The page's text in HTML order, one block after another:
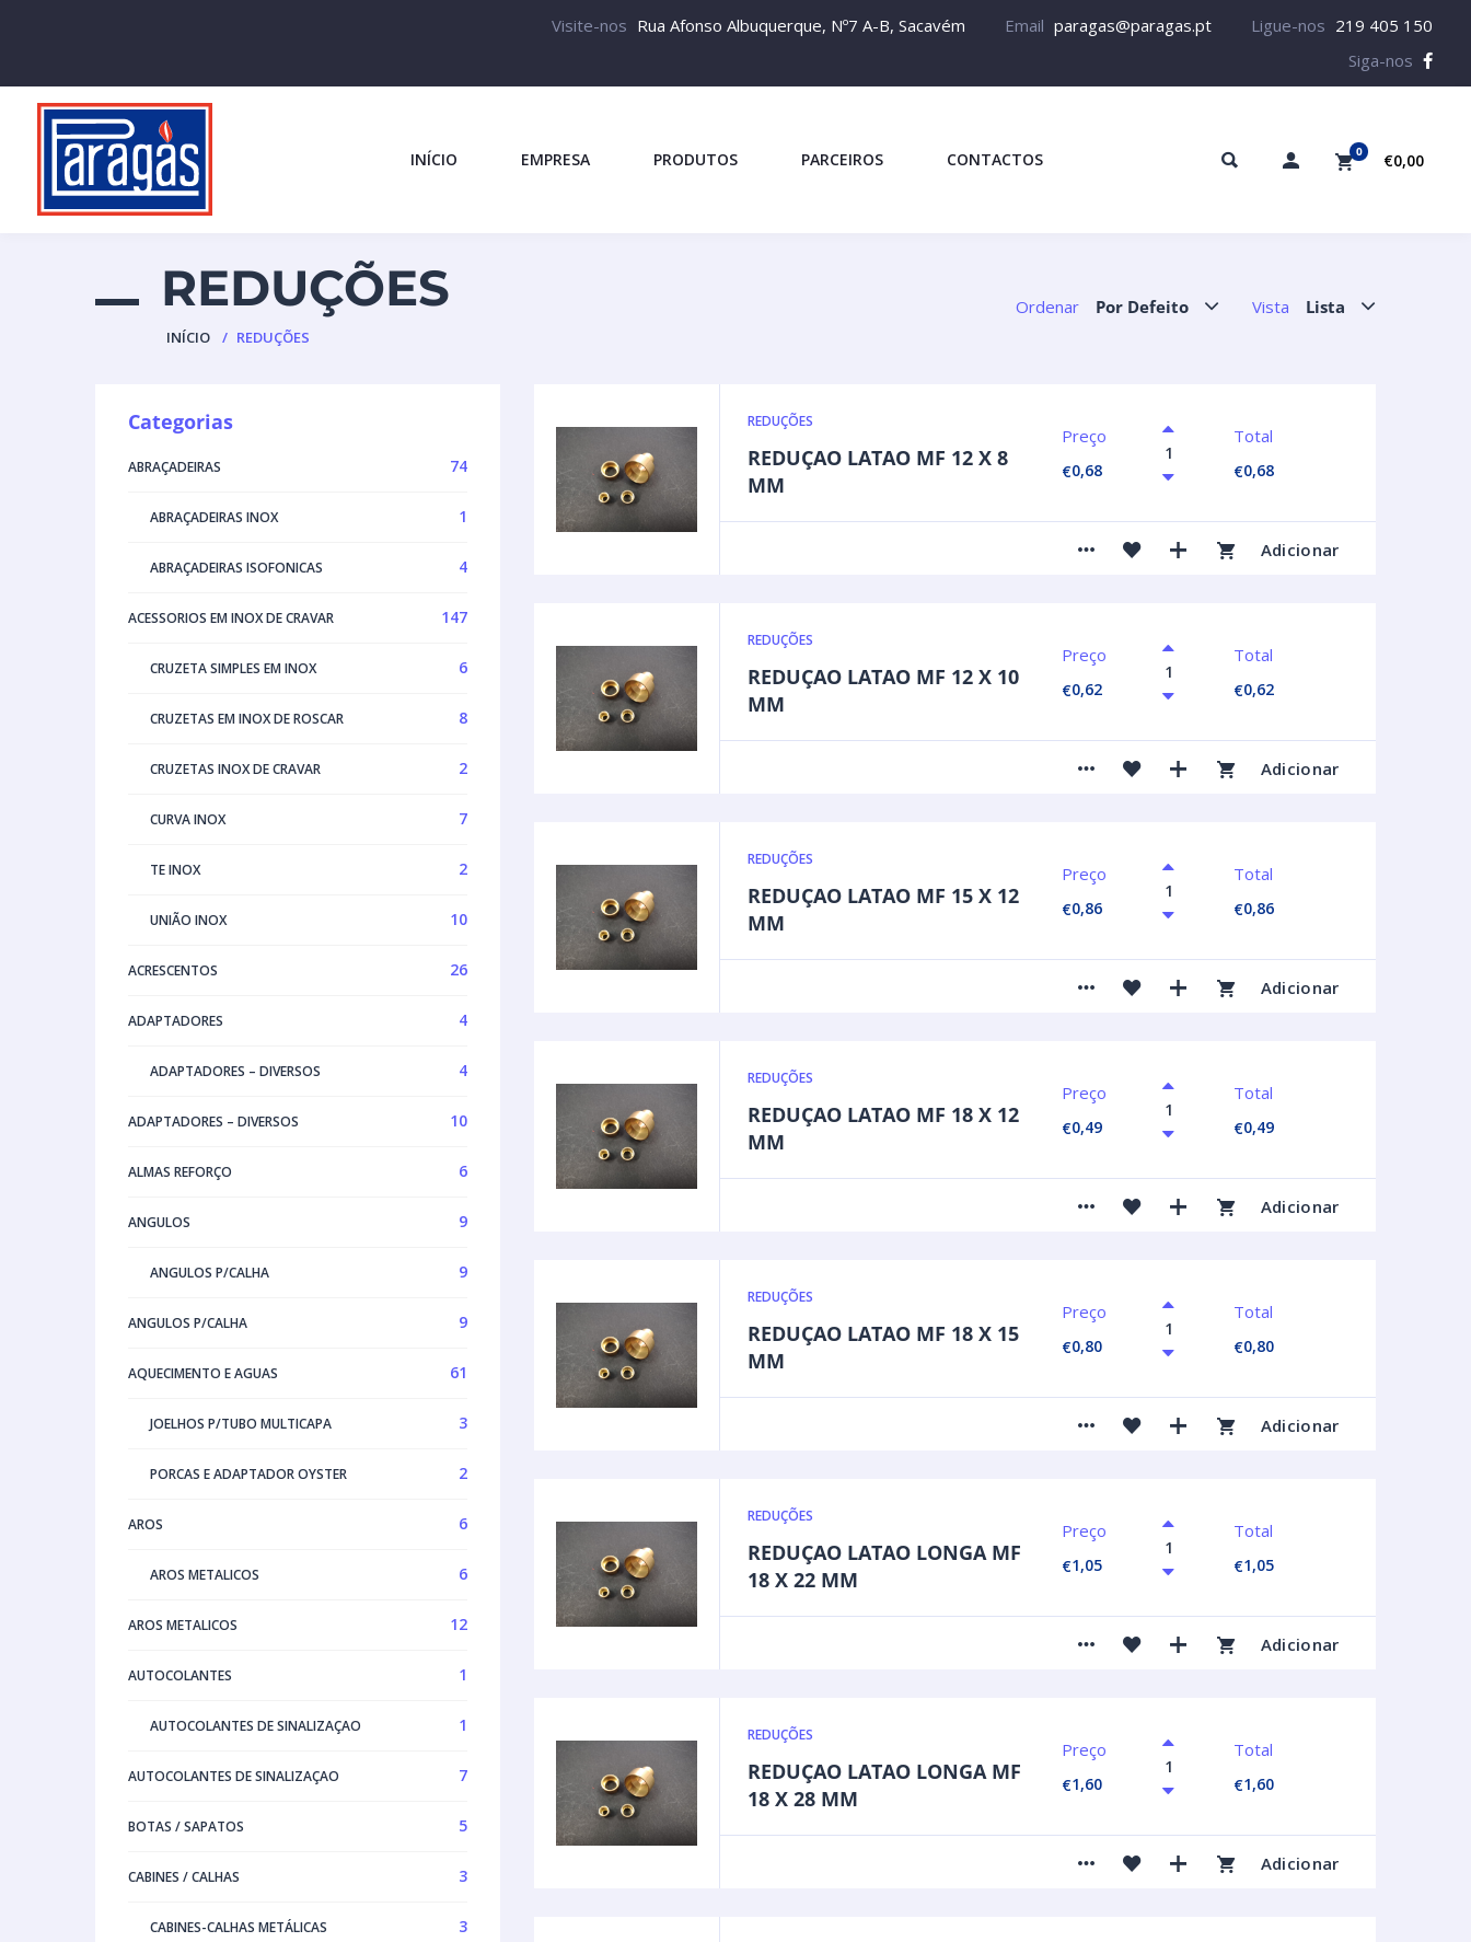
Visite-nos Rua Afonso Albuquerque, Nº7 A-B, Sacavém Email paragas@paragas.pt Ligue-nos 219 405 150
Siga-nos
INÍCIO EMPRESA PRODUTOS PARCEIROS CONTACTOS 0 €0,00
REDUÇÕES
INÍCIO REDUÇÕES
Vista Lista
Ordenar Por Defeito
Categorias
ABRAÇADEIRAS 74
ABRAÇADEIRAS INOX 1
ABRAÇADEIRAS ISOFONICAS 4
ACESSORIOS EM INOX DE CRAVAR 147
CRUZETA SIMPLES EM INOX 6
CRUZETAS EM INOX DE ROSCAR 8
CRUZETAS INOX DE CRAVAR 2
CURVA INOX 7
TE INOX 2
UNIÃO INOX 10
ACRESCENTOS 26
ADAPTADORES 4
ADAPTADORES – DIVERSOS 4
ADAPTADORES – DIVERSOS 10
ALMAS REFORÇO 6
ANGULOS 9
ANGULOS P/CALHA 9
ANGULOS P/CALHA 9
AQUECIMENTO E AGUAS 61
JOELHOS P/TUBO MULTICAPA 3
PORCAS E ADAPTADOR OYSTER 2
AROS 6
AROS METALICOS 6
AROS METALICOS 12
AUTOCOLANTES 1
AUTOCOLANTES DE SINALIZAÇAO 1
AUTOCOLANTES DE SINALIZAÇAO 7
BOTAS / SAPATOS 5
CABINES / CALHAS 3
CABINES-CALHAS METÁLICAS 3
REDUÇÕES
REDUÇAO LATAO MF 12 X 8
MM
Preço
€0,68
Total
€0,68
Adicionar
REDUÇÕES
REDUÇAO LATAO MF 12 X 10
MM
Preço
€0,62
Total
€0,62
Adicionar
REDUÇÕES
REDUÇAO LATAO MF 15 X 12
MM
Preço
€0,86
Total
€0,86
Adicionar
REDUÇÕES
REDUÇAO LATAO MF 18 X 12
MM
Preço
€0,49
Total
€0,49
Adicionar
REDUÇÕES
REDUÇAO LATAO MF 18 X 15
MM
Preço
€0,80
Total
€0,80
Adicionar
REDUÇÕES
REDUÇAO LATAO LONGA MF
18 X 22 MM
Preço
€1,05
Total
€1,05
Adicionar
REDUÇÕES
REDUÇAO LATAO LONGA MF
18 X 28 MM
Preço
€1,60
Total
€1,60
Adicionar